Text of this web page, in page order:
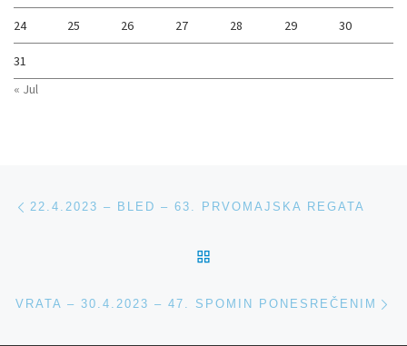
24 25 26 27 28 29 30
31
« Jul
Navigacija med prispevki
22.4.2023 – BLED – 63. PRVOMAJSKA REGATA
VRATA – 30.4.2023 – 47. SPOMIN PONESREČENIM